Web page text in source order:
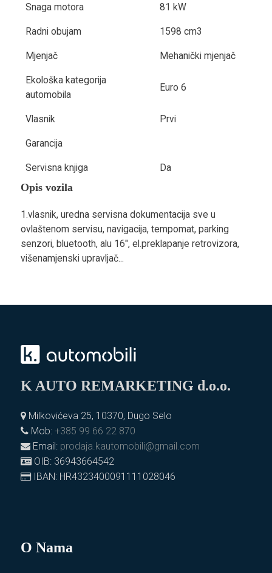
Snaga motora 81 kW
Radni obujam 1598 cm3
Mjenjač Mehanički mjenjač
Ekološka kategorija
automobila
Euro 6
Vlasnik Prvi
Garancija
Servisna knjiga Da
Opis vozila
1.vlasnik, uredna servisna dokumentacija sve u
ovlaštenom servisu, navigacija, tempomat, parking
senzori, bluetooth, alu 16", el.preklapanje retrovizora,
višenamjenski upravljač...
K AUTO REMARKETING d.o.o.
Milkovićeva 25, 10370, Dugo Selo
Mob: +385 99 66 22 870
Email: prodaja.kautomobili@gmail.com
OIB: 36943664542
IBAN: HR4323400091111028046
O Nama